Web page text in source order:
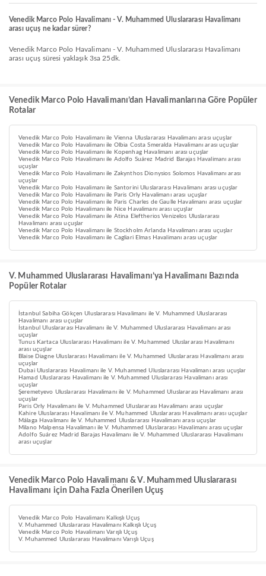
Venedik Marco Polo Havalimanı - V. Muhammed Uluslararası Havalimanı
arası uçuş ne kadar sürer?
Venedik Marco Polo Havalimanı - V. Muhammed Uluslararası Havalimanı
arası uçuş süresi yaklaşık 3sa 25dk.
Venedik Marco Polo Havalimanı’dan Havalimanlarına Göre Popüler
Rotalar
Venedik Marco Polo Havalimanı ile Vienna Uluslararası Havalimanı arası uçuşlar
Venedik Marco Polo Havalimanı ile Olbia Costa Smeralda Havalimanı arası uçuşlar
Venedik Marco Polo Havalimanı ile Kopenhag Havalimanı arası uçuşlar
Venedik Marco Polo Havalimanı ile Adolfo Suárez Madrid Barajas Havalimanı arası
uçuşlar
Venedik Marco Polo Havalimanı ile Zakynthos Dionysios Solomos Havalimanı arası
uçuşlar
Venedik Marco Polo Havalimanı ile Santorini Uluslararası Havalimanı arası uçuşlar
Venedik Marco Polo Havalimanı ile Paris Orly Havalimanı arası uçuşlar
Venedik Marco Polo Havalimanı ile Paris Charles de Gaulle Havalimanı arası uçuşlar
Venedik Marco Polo Havalimanı ile Nice Havalimanı arası uçuşlar
Venedik Marco Polo Havalimanı ile Atina Eleftherios Venizelos Uluslararası
Havalimanı arası uçuşlar
Venedik Marco Polo Havalimanı ile Stockholm Arlanda Havalimanı arası uçuşlar
Venedik Marco Polo Havalimanı ile Cagliari Elmas Havalimanı arası uçuşlar
V. Muhammed Uluslararası Havalimanı’ya Havalimanı Bazında
Popüler Rotalar
İstanbul Sabiha Gökçen Uluslararası Havalimanı ile V. Muhammed Uluslararası
Havalimanı arası uçuşlar
İstanbul Uluslararası Havalimanı ile V. Muhammed Uluslararası Havalimanı arası
uçuşlar
Tunus Kartaca Uluslararası Havalimanı ile V. Muhammed Uluslararası Havalimanı
arası uçuşlar
Blaise Diagne Uluslararası Havalimanı ile V. Muhammed Uluslararası Havalimanı arası
uçuşlar
Dubai Uluslararası Havalimanı ile V. Muhammed Uluslararası Havalimanı arası uçuşlar
Hamad Uluslararası Havalimanı ile V. Muhammed Uluslararası Havalimanı arası
uçuşlar
Şeremetyevo Uluslararası Havalimanı ile V. Muhammed Uluslararası Havalimanı arası
uçuşlar
Paris Orly Havalimanı ile V. Muhammed Uluslararası Havalimanı arası uçuşlar
Kahire Uluslararası Havalimanı ile V. Muhammed Uluslararası Havalimanı arası uçuşlar
Málaga Havalimanı ile V. Muhammed Uluslararası Havalimanı arası uçuşlar
Milano Malpensa Havalimanı ile V. Muhammed Uluslararası Havalimanı arası uçuşlar
Adolfo Suárez Madrid Barajas Havalimanı ile V. Muhammed Uluslararası Havalimanı
arası uçuşlar
Venedik Marco Polo Havalimanı & V. Muhammed Uluslararası
Havalimanı için Daha Fazla Önerilen Uçuş
Venedik Marco Polo Havalimanı Kalkışlı Uçuş
V. Muhammed Uluslararası Havalimanı Kalkışlı Uçuş
Venedik Marco Polo Havalimanı Varışlı Uçuş
V. Muhammed Uluslararası Havalimanı Varışlı Uçuş